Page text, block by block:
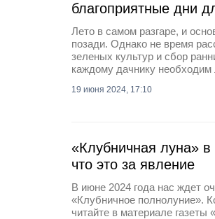
благоприятные дни
Лето в самом разгаре, и
позади. Однако не время
зеленых культур и сбор
каждому дачнику
19 июня 2024, 17:10
«Клубничная луна»
что это за явление
В июне 2024 года нас ждет
«Клубничное полнолуние».
читайте в материале газеты